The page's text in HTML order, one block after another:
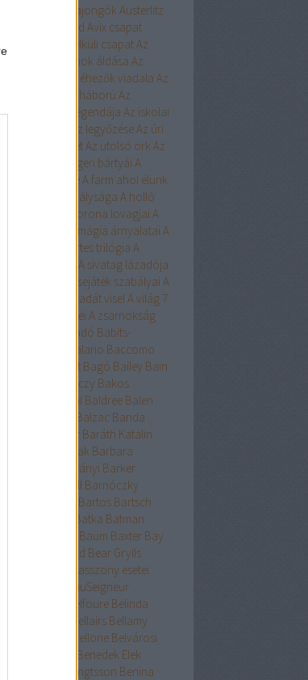
Austen-rajongók Austerlitz
Aveyard Avix csapat
saga Az arc nélküli csapatAz
Az égi hivatalnok áldása Az
Az éhezők viadala Az
Az első hangy háború Az
Az északi erdő legendája Az iskolai
Az Olimposz legyőzéseAz úri
huszonhétAz utolsó ork Az
A Birodalom tengeri bártyái A
nagymestereA farm ahol élünk
A híd királysága A holló
A korona lovagjai A
A mágia árnyalatai A
A nyertes trilógia A
A sivatag lázadója
A szerencsejáték szabályai A
A tacskó Pradát viselA világ 7
alfahímjei A zsarnokság
Babilon Kiadó Babits-
Baccalario Baccomo
Baggot Bagó Bailey Bain
Bakóczy Bakos
Baldini Baldree Balen
Balzac Banda
Bán Mór Baráth Katalin
Barátnak tartalak Barbara
Bárkányi Barker
Barnhill Barnóczky
Bartos Bartsch
Batka Batman
Baum Baxter Bay
Beard Bear Grylls
Hyde-Clare kisasszony esetei
BeauSeigneur
Belfoure Belinda
Bellairs Bellamy
nővérek Bellone Belvárosi
Benedek Elek
Bengtsson Benina